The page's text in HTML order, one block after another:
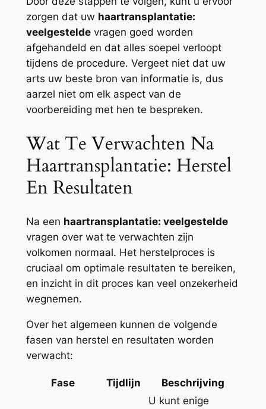
zorgen dat uw haartransplantatie:
veelgesteldevragen goed worden
afgehandeld en dat alles soepel verloopt
tijdens de procedure. Vergeet niet dat uw
arts uw beste bron van informatie is, dus
aarzel niet om elk aspect van de
voorbereiding met hen te bespreken.
Wat Te Verwachten Na
Haartransplantatie: Herstel
En Resultaten
Na een haartransplantatie: veelgestelde
vragen over wat te verwachten zijn
volkomen normaal. Het herstelproces is
cruciaal om optimale resultaten te bereiken,
en inzicht in dit proces kan veel onzekerheid
wegnemen.
Over het algemeen kunnen de volgende
fasen van herstel en resultaten worden
verwacht:
Fase Tijdlijn Beschrijving
U kunt enige